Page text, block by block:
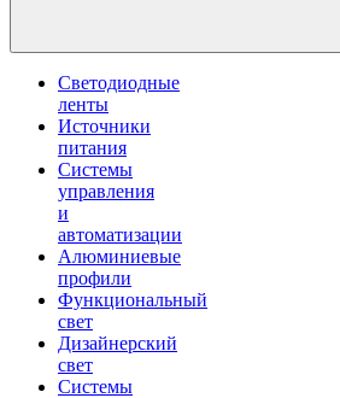
Светодиодные
ленты
Источники
питания
Системы
управления
и
автоматизации
Алюминиевые
профили
Функциональный
свет
Дизайнерский
свет
Системы